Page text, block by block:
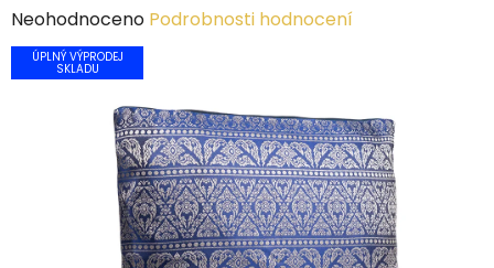
Průměrné
hodnocení
produktu
Neohodnoceno Podrobnosti hodnocení
ÚPLNÝ VÝPRODEJ
SKLADU